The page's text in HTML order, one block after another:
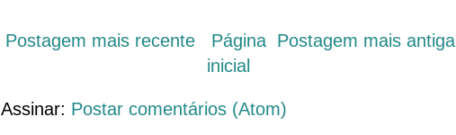
Postagem mais recente Postagem mais antiga
Página
inicial
Assinar: Postar comentários (Atom)